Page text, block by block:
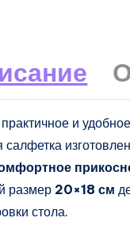
и
размер 20×18 см
стола.